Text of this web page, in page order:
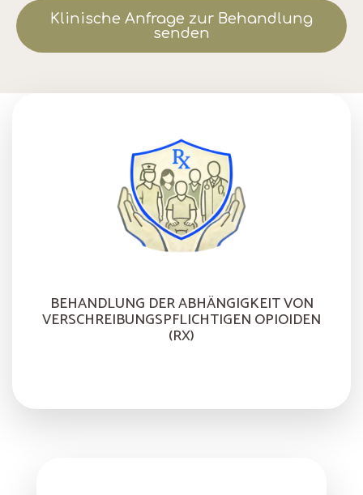
Klinische Anfrage zur Behandlung
senden
BEHANDLUNG DER ABHÄNGIGKEIT VON
VERSCHREIBUNGSPFLICHTIGEN OPIOIDEN
(RX)